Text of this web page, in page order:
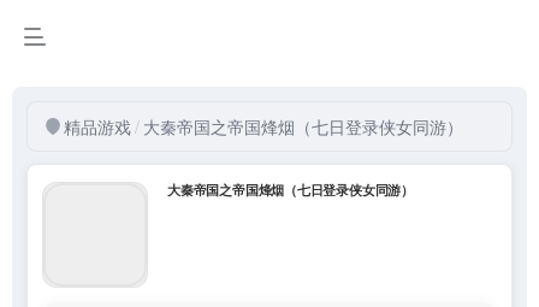
精品游戏/ 大秦帝国之帝国烽烟（七日登录侠女同游）
大秦帝国之帝国烽烟（七日登录侠女同游）